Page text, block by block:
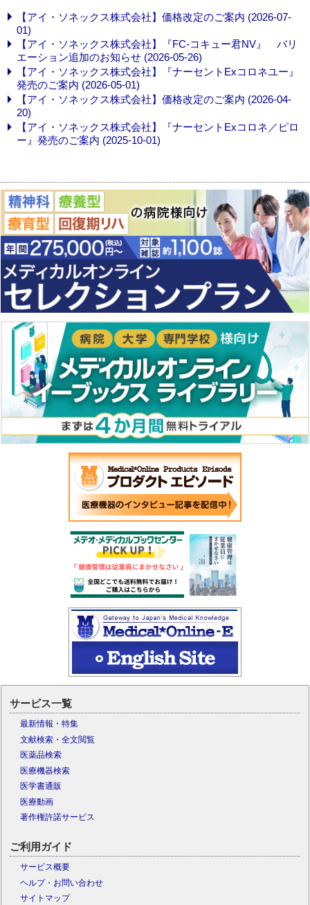
【アイ・ソネックス株式会社】価格改定のご案内 (2026-07-
01)
【アイ・ソネックス株式会社】『FC-コキュー君NV』 バリ
エーション追加のお知らせ (2026-05-26)
【アイ・ソネックス株式会社】『ナーセントExコロネユー』
発売のご案内 (2026-05-01)
【アイ・ソネックス株式会社】価格改定のご案内 (2026-04-
20)
【アイ・ソネックス株式会社】『ナーセントExコロネ／ピロ
ー』発売のご案内 (2025-10-01)
サービス一覧
最新情報・特集
文献検索・全文閲覧
医薬品検索
医療機器検索
医学書通販
医療動画
著作権許諾サービス
ご利用ガイド
サービス概要
ヘルプ・お問い合わせ
サイトマップ